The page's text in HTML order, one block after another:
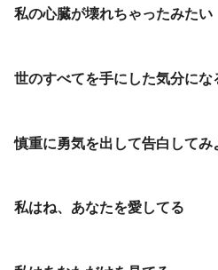
私の心臓が壊れちゃったみたい
世のすべてを手にした気分にな
慎重に勇気を出して告白してみ
私はね、あなたを愛してる